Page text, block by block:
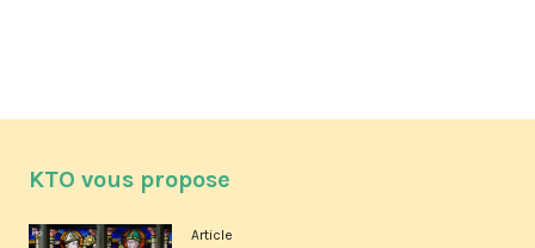
KTO vous propose
Article